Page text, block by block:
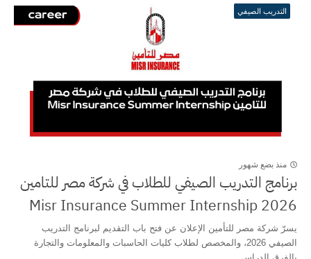
التدريب الصيفي
منذ بضع شهور
برنامج التدريب الصيفي للطلاب في شركة مصر للتامين
Misr Insurance Summer Internship 2026
يسرّ شركة مصر للتأمين الإعلان عن فتح باب التقديم لبرنامج التدريب
الصيفي 2026، والمخصص لطلاب كليات الحاسبات والمعلومات والتجارة
بالفرق الدراس...